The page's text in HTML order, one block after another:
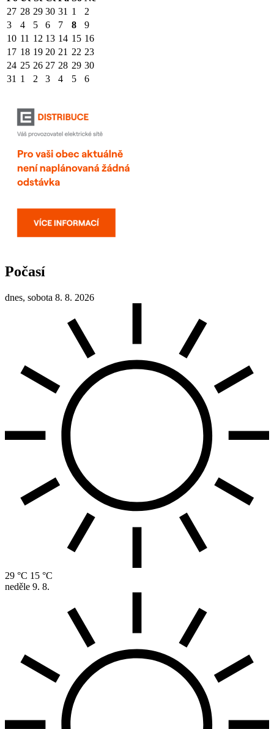
27 28 29 30 31 1
2
3
4 5 6 7 8
9
10 11 12 13 14 15 16
17 18 19 20 21 22 23
24 25 26 27 28 29 30
31 1 2 3 4 5 6
Počasí
dnes, sobota 8. 8. 2026
29 °C 15 °C
neděle 9. 8.